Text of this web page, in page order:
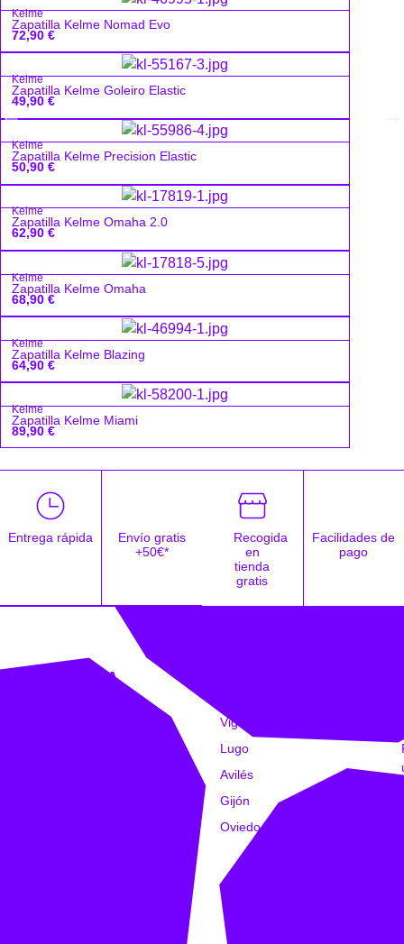
Kelme
Zapatilla Kelme Nomad Evo
72,90 €
Kelme
Zapatilla Kelme Goleiro Elastic
49,90 €
Kelme
Zapatilla Kelme Precision Elastic
50,90 €
Kelme
Zapatilla Kelme Omaha 2.0
62,90 €
Kelme
Zapatilla Kelme Omaha
68,90 €
Kelme
Zapatilla Kelme Blazing
64,90 €
Kelme
Zapatilla Kelme Miami
89,90 €
Entrega rápida
Envío gratis
+50€*
Recogida
en
tienda
gratis
Facilidades de
pago
EMPRESA
Vigo
Lugo
Avilés
Gijón
Oviedo